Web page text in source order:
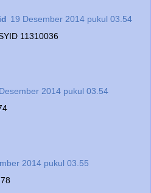
19 Desember 2014 pukul 03.54
11310036
2014 pukul 03.54
2014 pukul 03.55